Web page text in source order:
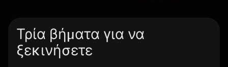
Τρία βήματα για να
ξεκινήσετε